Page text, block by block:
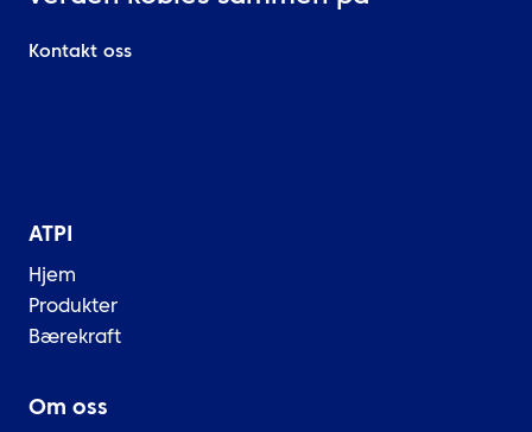
Kontakt oss
ATPI
Hjem
Produkter
Bærekraft
Om oss